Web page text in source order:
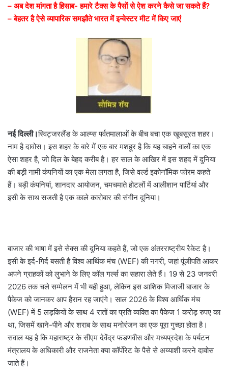
– अब देश मांगता है हिसाब- हमारे टैक्स के पैसों से ऐश करने कैसे जा सकते हैं?
– बेहतर है ऐसे व्यापारिक समझौते भारत में इन्वेस्टर मीट में किए जाएं
नई दिल्ली।स्विट्जरलैंड के आल्प्स पर्वतमालाओं के बीच बचा एक खूबसूरत शहर।
नाम है दावोस। इस शहर के बारे में एक बार मशहूर है कि यह चाहने वालों का एक
ऐसा शहर है, जो दिल के बेहद करीब है। हर साल के आखिर में इस शहद में दुनिया
की बड़ी नामी कंपनियों का एक मेला लगता है, जिसे वर्ल्ड इकोनॉमिक फोरम कहते
हैं। बड़ी कंपनियां, शानदार आयोजन, चमचमाते होटलों में आलीशान पार्टियां और
इसी के साथ सजती है एक काले कारोबार की संगीन दुनिया।
बाजार की भाषा में इसे सेक्स की दुनिया कहते हैं, जो एक अंतरराष्ट्रीय रैकेट है।
इसी के इर्द-गिर्द बसती है विश्व आर्थिक मंच (WEF) की नगरी, जहां पूंजीपति आकर
अपने ग्राहकों को लुभाने के लिए कॉल गर्ल्स का सहारा लेते हैं। 19 से 23 जनवरी
2026 तक चले सम्मेलन में भी यही हुआ, लेकिन इस आशिक मिजाजी बाजार के
पैकेज को जानकर आप हैरान रह जाएंगे। साल 2026 के विश्व आर्थिक मंच
(WEF) में 5 लड़कियों के साथ 4 रातों का प्रति व्यक्ति का पैकेज 1 करोड़ रुपए का
था, जिसमें खाने-पीने और शराब के साथ मनोरंजन का एक पूरा गुच्छा होता है।
सवाल यह है कि महाराष्ट्र के सीएम देवेंद्र फडणवीस और मध्यप्रदेश के पर्यटन
मंत्रालय के अधिकारी और राजनेता क्या कॉर्पोरेट के पैसे से अय्याशी करने दावोस
जाते हैं।